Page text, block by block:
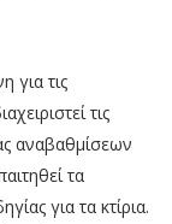
για τις
τις
αναβαθµίσεων
τα
για τα κτίρια.